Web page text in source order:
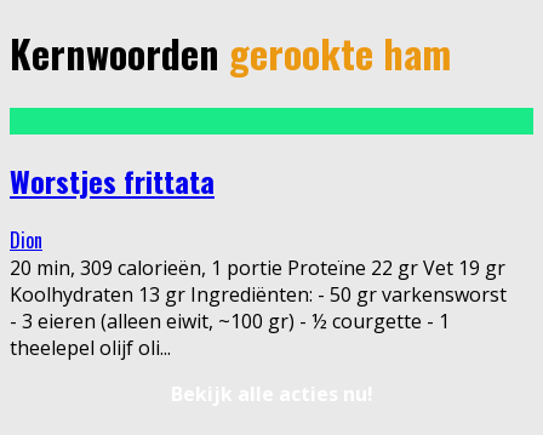
Kernwoorden gerookte ham
Worstjes frittata
Dion
20 min, 309 calorieën, 1 portie Proteïne 22 gr Vet 19 gr
Koolhydraten 13 gr Ingrediënten: - 50 gr varkensworst
- 3 eieren (alleen eiwit, ~100 gr) - ½ courgette - 1
theelepel olijf oli...